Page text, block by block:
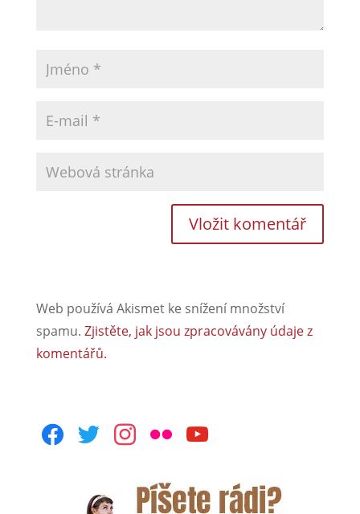
Web používá Akismet ke snížení množství
spamu. Zjistěte, jak jsou zpracovávány údaje z
komentářů.
facebooktwitterinstagram
flickr youtube